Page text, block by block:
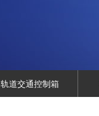
轨道交通控制箱